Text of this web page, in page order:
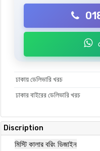
ঢাকায় ডেলিভারি খরচ
ঢাকার বাইরের ডেলিভারি খরচ
Discription
মিস্টি কালার বরিং ডিজাইন